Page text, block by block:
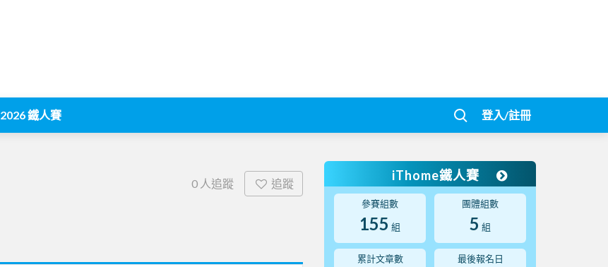
2026 鐵人賽 登入/註冊
0 人追蹤 追蹤
iThome鐵人賽
參賽組數
155 組
團體組數
5 組
累計文章數 最後報名日